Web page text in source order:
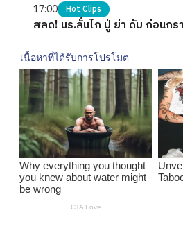
17:00 Hot Clips
สลด! นร.ลั่นไก ปู่ ย่า ดับ ก่อนกร